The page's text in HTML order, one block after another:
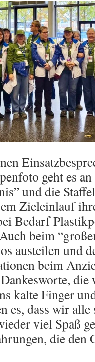
geht es
und die
Zieleinlauf
Bedarf
beim
austeilen und
beim
kalte Finger
es, dass wir
viel Spaß
die den